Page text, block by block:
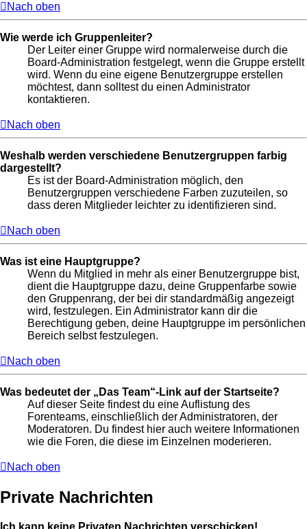
Nach oben
Wie werde ich Gruppenleiter?
Der Leiter einer Gruppe wird normalerweise durch die
Board-Administration festgelegt, wenn die Gruppe erstellt
wird. Wenn du eine eigene Benutzergruppe erstellen
möchtest, dann solltest du einen Administrator
kontaktieren.
Nach oben
Weshalb werden verschiedene Benutzergruppen farbig
dargestellt?
Es ist der Board-Administration möglich, den
Benutzergruppen verschiedene Farben zuzuteilen, so
dass deren Mitglieder leichter zu identifizieren sind.
Nach oben
Was ist eine Hauptgruppe?
Wenn du Mitglied in mehr als einer Benutzergruppe bist,
dient die Hauptgruppe dazu, deine Gruppenfarbe sowie
den Gruppenrang, der bei dir standardmäßig angezeigt
wird, festzulegen. Ein Administrator kann dir die
Berechtigung geben, deine Hauptgruppe im persönlichen
Bereich selbst festzulegen.
Nach oben
Was bedeutet der „Das Team“-Link auf der Startseite?
Auf dieser Seite findest du eine Auflistung des
Forenteams, einschließlich der Administratoren, der
Moderatoren. Du findest hier auch weitere Informationen
wie die Foren, die diese im Einzelnen moderieren.
Nach oben
Private Nachrichten